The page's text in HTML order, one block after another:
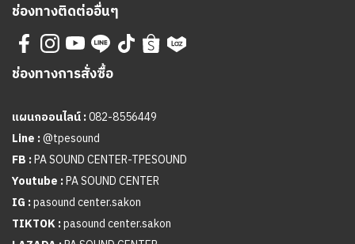
ช่องทางติดต่ออื่นๆ
ช่องทางการสั่งซื้อ
แผนกออนไลน์ :082-8556449
Line :@tpesound
FB :PA SOUND CENTER-TPESOUND
Youtube :PA SOUND CENTER
IG :pasound center.sakon
TIKTOK :pasound center.sakon